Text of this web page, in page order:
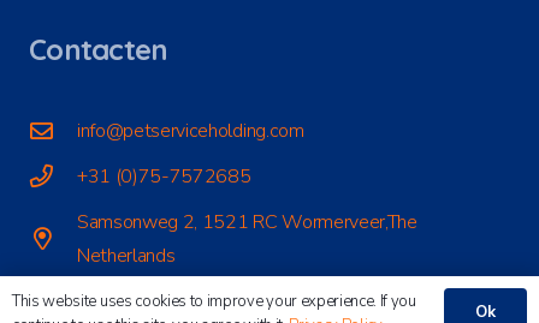
Contacten
info@petserviceholding.com
+31 (0)75-7572685
Samsonweg 2, 1521 RC Wormerveer,The
Netherlands
This website uses cookies to improve your experience. If you
Ok